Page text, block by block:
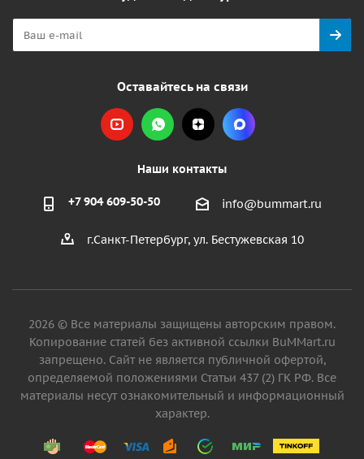
Оставайтесь на связи
Наши контакты
+7 904 609-50-50 info@bummart.ru
г.Санкт-Петербург, ул. Бестужевская 10
2026 © Все материалы защищены авторским правом.
Копирование статей без активной ссылки BuMMart.ru
запрещено. Сайт не является публичной офертой,
определяемой положениями Статьи 437 (2) ГК РФ. Все
материалы несут ознакомительный и информационный
характер.